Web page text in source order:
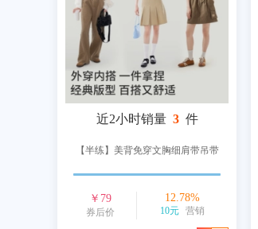
近2小时销量 3 件
【半练】美背免穿文胸细肩带吊带
￥ 79
券后价
12.78%
10元 营销